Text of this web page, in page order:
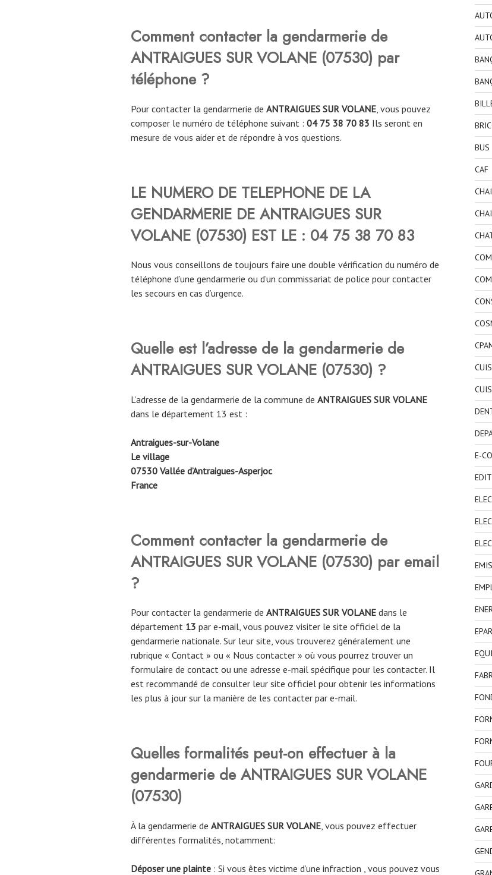
Comment contacter la gendarmerie de
ANTRAIGUES SUR VOLANE (07530) par
téléphone ?
Pour contacter la gendarmerie de ANTRAIGUES SUR VOLANE , vous pouvez
composer le numéro de téléphone suivant : 04 75 38 70 83 Ils seront en
mesure de vous aider et de répondre à vos questions.
LE NUMERO DE TELEPHONE DE LA
GENDARMERIE DE ANTRAIGUES SUR
VOLANE (07530) EST LE : 04 75 38 70 83
Nous vous conseillons de toujours faire une double vérification du numéro de
téléphone d’une gendarmerie ou d’un commissariat de police pour contacter
les secours en cas d’urgence.
Quelle est l’adresse de la gendarmerie de
ANTRAIGUES SUR VOLANE (07530) ?
L’adresse de la gendarmerie de la commune de ANTRAIGUES SUR VOLANE
dans le département 13 est :
Antraigues-sur-Volane
Le village
07530 Vallée d’Antraigues-Asperjoc
France
Comment contacter la gendarmerie de
ANTRAIGUES SUR VOLANE (07530) par email
?
Pour contacter la gendarmerie de ANTRAIGUES SUR VOLANE dans le
département 13 par e-mail, vous pouvez visiter le site officiel de la
gendarmerie nationale. Sur leur site, vous trouverez généralement une
rubrique « Contact » ou « Nous contacter » où vous pourrez trouver un
formulaire de contact ou une adresse e-mail spécifique pour les contacter. Il
est recommandé de consulter leur site officiel pour obtenir les informations
les plus à jour sur la manière de les contacter par e-mail.
Quelles formalités peut-on effectuer à la
gendarmerie de ANTRAIGUES SUR VOLANE
(07530)
À la gendarmerie de ANTRAIGUES SUR VOLANE , vous pouvez effectuer
différentes formalités, notamment:
Déposer une plainte : Si vous êtes victime d’une infraction , vous pouvez vous
BUS
CAF
E-